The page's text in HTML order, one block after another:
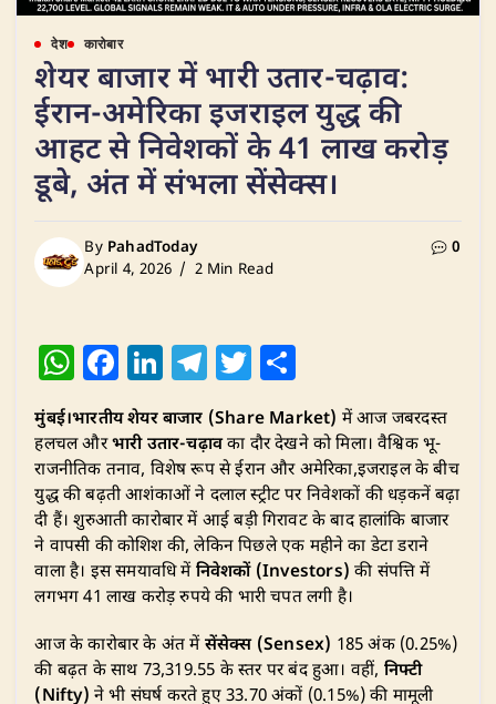
देश कारोबार
शेयर बाजार में भारी उतार-चढ़ाव:
ईरान-अमेरिका इजराइल युद्ध की
आहट से निवेशकों के 41 लाख करोड़
डूबे, अंत में संभला सेंसेक्स।
By PahadToday
April 4, 2026
2 Min Read
0
W
at
s
A
p
p
F
a
c
e
b
o
o
k
Li
k
e
dI
n
T
el
e
g
ra
m
T
it
te
r
h
ar
e
​मुंबई।भारतीय शेयर बाजार (Share Market) में आज जबरदस्त
हलचल औरभारी उतार-चढ़ावका दौर देखने को मिला। वैश्विक भू-
राजनीतिक तनाव, विशेष रूप से ईरान और अमेरिका,इजराइल के बीच
युद्ध की बढ़ती आशंकाओं ने दलाल स्ट्रीट पर निवेशकों की धड़कनें बढ़ा
दी हैं। शुरुआती कारोबार में आई बड़ी गिरावट के बाद हालांकि बाजार
ने वापसी की कोशिश की, लेकिन पिछले एक महीने का डेटा डराने
वाला है। इस समयावधि में निवेशकों (Investors) की संपत्ति में
लगभग 41 लाख करोड़ रुपये की भारी चपत लगी है।
​आज के कारोबार के अंत में सेंसेक्स (Sensex) 185 अंक (0.25%)
की बढ़त के साथ 73,319.55 के स्तर पर बंद हुआ। वहीं, निफ्टी
(Nifty) ने भी संघर्ष करते हुए 33.70 अंकों (0.15%) की मामूली